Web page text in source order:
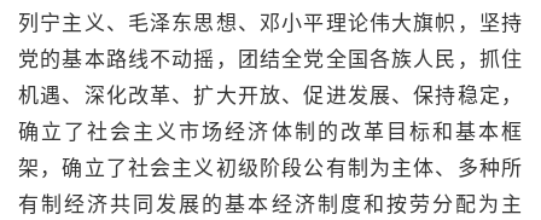
列宁主义、毛泽东思想、邓小平理论伟大旗帜，坚持
党的基本路线不动摇，团结全党全国各族人民，抓住
机遇、深化改革、扩大开放、促进发展、保持稳定，
确立了社会主义市场经济体制的改革目标和基本框
架，确立了社会主义初级阶段公有制为主体、多种所
有制经济共同发展的基本经济制度和按劳分配为主